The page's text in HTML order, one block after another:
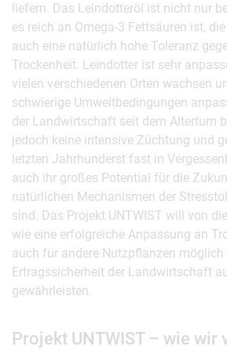
liefern. Das Leindotteröl ist nicht nur
es reich an Omega-3 Fettsäuren ist,
auch eine natürlich hohe Toleranz
Trockenheit. Leindotter ist sehr
vielen verschiedenen Orten wachsen
schwierige Umweltbedingungen
der Landwirtschaft seit dem Altertum
jedoch keine intensive Züchtung und
letzten Jahrhunderst fast in
auch ihr großes Potential für die
natürlichen Mechanismen der
sind. Das Projekt UNTWIST will von
wie eine erfolgreiche Anpassung an
auch für andere Nutzpflanzen
Ertragssicherheit der Landwirtschaft
gewährleisten.
Projekt UNTWIST – wie wir